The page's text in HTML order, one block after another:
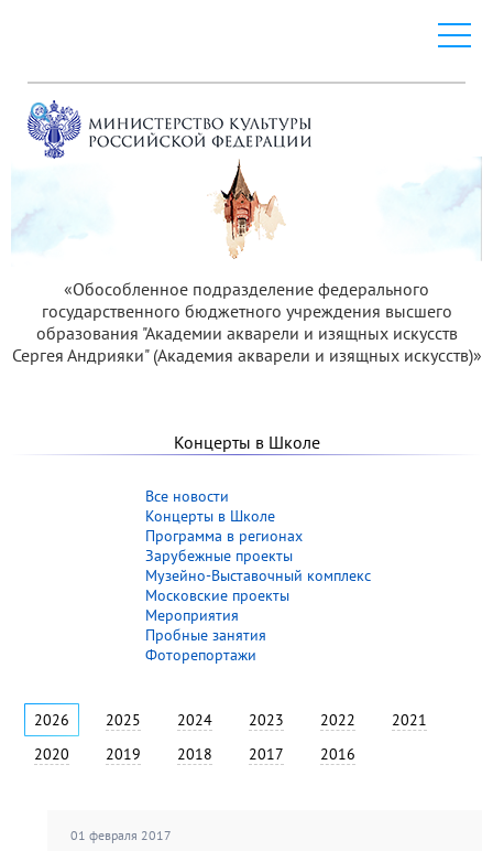
«Обособленное подразделение федерального
государственного бюджетного учреждения высшего
образования "Академии акварели и изящных искусств
Сергея Андрияки" (Академия акварели и изящных искусств)»
Концерты в Школе
Все новости
Концерты в Школе
Программа в регионах
Зарубежные проекты
Музейно-Выставочный комплекс
Московские проекты
Мероприятия
Пробные занятия
Фоторепортажи
2026 2025 2024 2023 2022
2021
2020
2019 2018 2017 2016
01 февраля 2017